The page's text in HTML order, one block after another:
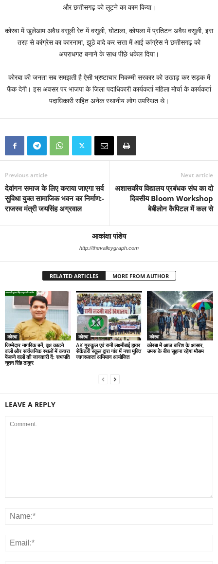
और छत्तीसगढ़ को लूटने का काम किया।
कोरबा में खुलेआम अवैध वसूली रेत में वसूली, घोटाला, कोयला में प्रतिटन अवैध वसूली, इस
तरह से कांग्रेस का कारनामा, झूठे वादे कर सत्ता में आई कांग्रेस ने छत्तीसगढ़ को
अपराधगढ बनाने के साथ पीछे धकेल दिया।
कोरबा की जनता सब समझती है ऐसी भ्रष्टाचार निकम्मी सरकार को उखाड़ कर सड़क में
फेंक देगी। इस अवसर पर भाजपा के जिला पदाधिकारी कार्यकर्ता महिला मोर्चा के कार्यकर्ता
पदाधिकारी सहित अनेक स्थानीय लोग उपस्थित थे।
Previous article
देवांगन समाज के लिए कराया जाएगा सर्व
सुविधा युक्त सामाजिक भवन का निर्माण:-
राजस्व मंत्री जयसिंह अग्रवाल
Next article
अशासकीय विद्यालय प्रबंधक संघ का दो
दिवसीय Bloom Workshop
बेबीलोन कैपिटल में कल से
आकांक्षा पांडेय
http://thevalleygraph.com
RELATED ARTICLES MORE FROM AUTHOR
कोरबा
जिम्मेदार नागरिक बनें, वृक्ष काटने
वालों और सार्वजनिक स्थलों में कचरा
फेंकने वालों की जानकारी दें: सभापति
नूतन सिंह ठाकुर
कोरबा
AK गुरुकुल एवं रानी लक्ष्मीबाई हायर
सेकेंडरी स्कूल द्वारा गांव में नशा मुक्ति
जागरूकता अभियान आयोजित
कोरबा
कोरबा में आज बारिश के आसार,
उमस के बीच सुहाना रहेगा मौसम
LEAVE A REPLY